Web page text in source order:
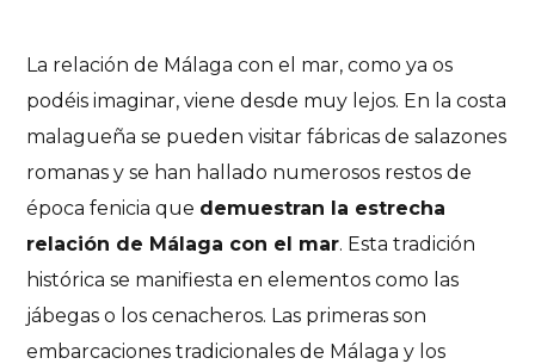
La relación de Málaga con el mar, como ya os
podéis imaginar, viene desde muy lejos. En la costa
malagueña se pueden visitar fábricas de salazones
romanas y se han hallado numerosos restos de
época fenicia que demuestran la estrecha
relación de Málaga con el mar. Esta tradición
histórica se manifiesta en elementos como las
jábegas o los cenacheros. Las primeras son
embarcaciones tradicionales de Málaga y los